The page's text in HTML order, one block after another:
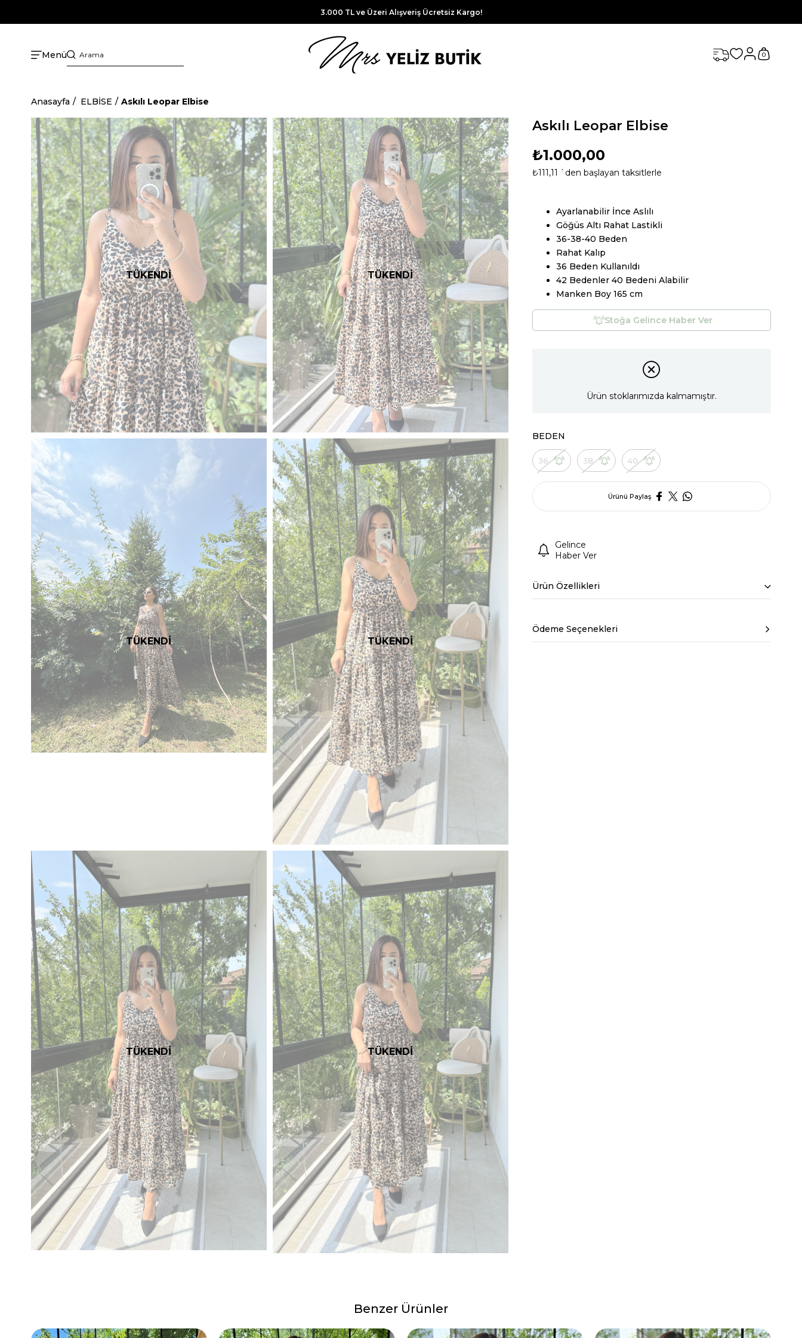
3.000 TL ve Üzeri Alışveriş Ücretsiz Kargo!
Menü 0
Anasayfa ELBİSE Askılı Leopar Elbise
TÜKENDİ TÜKENDİ
TÜKENDİ TÜKENDİ
TÜKENDİ TÜKENDİ
Askılı Leopar Elbise
₺1.000,00
₺111,11 `den başlayan taksitlerle
Ayarlanabilir İnce Aslılı
Göğüs Altı Rahat Lastikli
36-38-40 Beden
Rahat Kalıp
36 Beden Kullanıldı
42 Bedenler 40 Bedeni Alabilir
Manken Boy 165 cm
Stoğa Gelince Haber Ver
Ürün stoklarımızda kalmamıştır.
BEDEN
36 38 40
Ürünü Paylaş
Gelince
Haber Ver
Ürün Özellikleri
Ödeme Seçenekleri
Benzer Ürünler